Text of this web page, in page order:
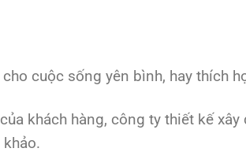
cuộc sống yên bình, hay thích
khách hàng, công ty thiết kế